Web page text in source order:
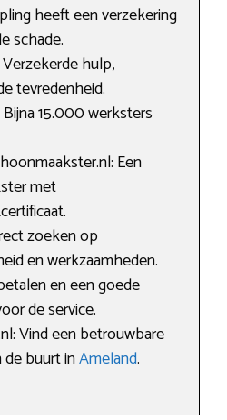
heeft een verzekering
schade.
hulp,
tevredenheid.
15.000 werksters
Een
met
zoeken op
en werkzaamheden.
en een goede
de service.
Vind een betrouwbare
buurt inAmeland.